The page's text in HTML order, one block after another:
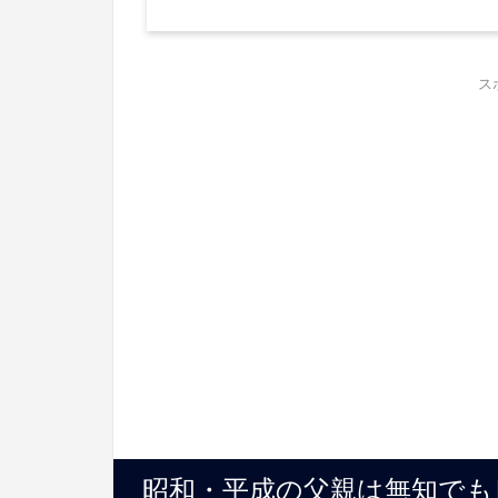
ス
昭和・平成の父親は無知で